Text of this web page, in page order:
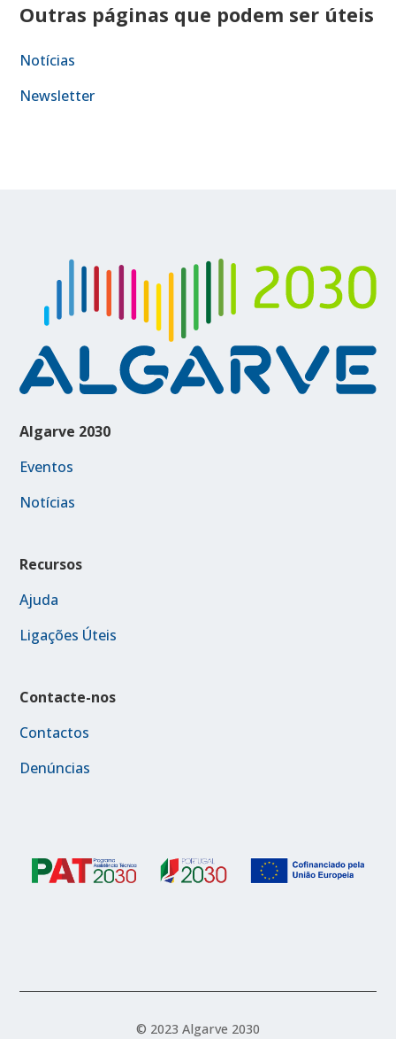
Outras páginas que podem ser úteis
Notícias
Newsletter
Algarve 2030
Eventos
Notícias
Recursos
Ajuda
Ligações Úteis
Contacte-nos
Contactos
Denúncias
© 2023 Algarve 2030